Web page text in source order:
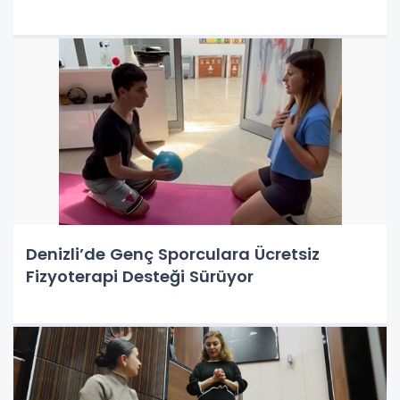
Denizli’de Genç Sporculara Ücretsiz
Fizyoterapi Desteği Sürüyor